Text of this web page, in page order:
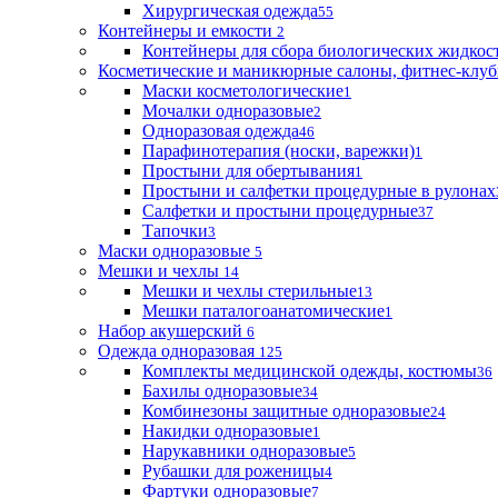
Хирургическая одежда55
Контейнеры и емкости 2
Контейнеры для сбора биологических
Косметические и маникюрные салоны, фитнес-
Маски косметологические1
Мочалки одноразовые2
Одноразовая одежда46
Парафинотерапия (носки, варежки)1
Простыни для обертывания1
Простыни и салфетки процедурные в рулонах
Салфетки и простыни процедурные37
Тапочки3
Маски одноразовые 5
Мешки и чехлы 14
Мешки и чехлы стерильные13
Мешки паталогоанатомические1
Набор акушерский 6
Одежда одноразовая 125
Комплекты медицинской одежды, костюмы36
Бахилы одноразовые34
Комбинезоны защитные одноразовые24
Накидки одноразовые1
Нарукавники одноразовые5
Рубашки для роженицы4
Фартуки одноразовые7